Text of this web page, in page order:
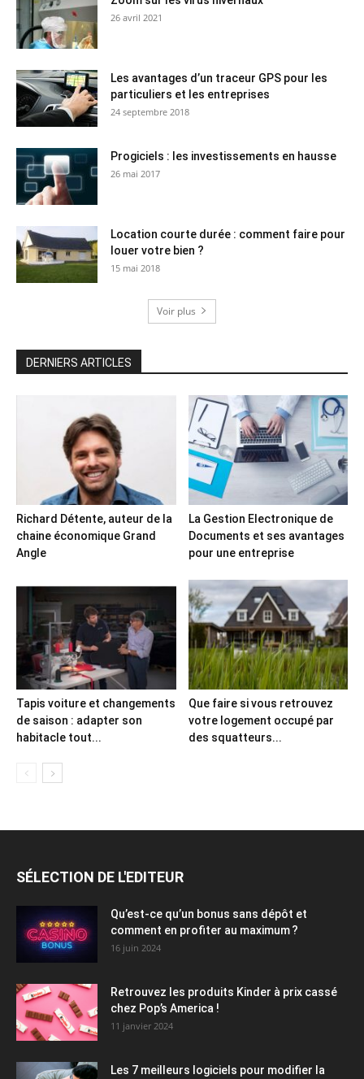
26 avril 2021
Les avantages d’un traceur GPS pour les
particuliers et les entreprises
24 septembre 2018
Progiciels : les investissements en hausse
26 mai 2017
Location courte durée : comment faire pour
louer votre bien ?
15 mai 2018
Voir plus
DERNIERS ARTICLES
Richard Détente, auteur de la
chaine économique Grand
Angle
La Gestion Electronique de
Documents et ses avantages
pour une entreprise
Tapis voiture et changements
de saison : adapter son
habitacle tout...
Que faire si vous retrouvez
votre logement occupé par
des squatteurs...
SÉLECTION DE L'EDITEUR
Qu’est-ce qu’un bonus sans dépôt et
comment en profiter au maximum ?
16 juin 2024
Retrouvez les produits Kinder à prix cassé
chez Pop’s America !
11 janvier 2024
Les 7 meilleurs logiciels pour modifier la